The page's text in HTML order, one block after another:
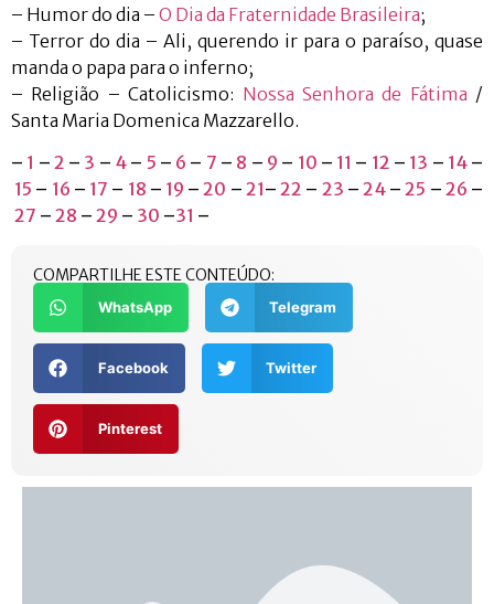
– Humor do dia – O Dia da Fraternidade Brasileira;
– Terror do dia – Ali, querendo ir para o paraíso, quase
manda o papa para o inferno;
– Religião – Catolicismo: Nossa Senhora de Fátima /
Santa Maria Domenica Mazzarello.
– 1 – 2 – 3 – 4 – 5 – 6 – 7 – 8 – 9 – 10 – 11 – 12 – 13 – 14–
15 – 16 – 17 – 18 – 19 –20 – 21–22 – 23 – 24–25 – 26 –
27 – 28 – 29 – 30 –31 –
COMPARTILHE ESTE CONTEÚDO:
WhatsApp Telegram
Facebook Twitter
Pinterest